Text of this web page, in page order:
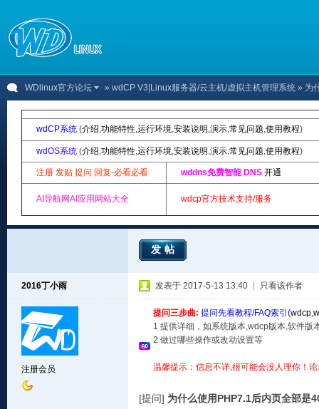
WDlinux官方论坛 » wdCP V3|Linux服务器/云主机/虚拟主机管理系统 » 为
wdCP系统 (介绍,功能特性,运行环境,安装说明 ,演示,常见问题,使用教程)
wdOS系统 (介绍,功能特性,运行环境,安装说明 ,演示,常见问题,使用教程)
注册 发贴 提问 回复-必看必看 wddns免费智能 DNS 开通
AI导航网AI应用网站大全 wdcp官方技术支持/服务
发帖
2016丁小雨
注册会员
发表于 2017-5-13 13:40 只看该作者
提问三步曲: 提问先看教程/FAQ索引(wdcp,
1 提供详细，如系统版本,wdcp版本,软件版
2 做过哪些操作或改动设置等
温馨提示：信息不详,很可能会没人理你！
[提问] 为什么使用PHP7.1后内页全部是